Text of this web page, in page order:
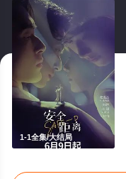
1-1全集/大结局